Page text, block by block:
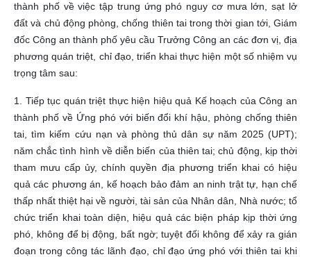
thành phố về việc tập trung ứng phó nguy cơ mưa lớn, sạt lở
đất và chủ động phòng, chống thiên tai trong thời gian tới, Giám
đốc Công an thành phố yêu cầu Trưởng Công an các đơn vị, địa
phương quán triệt, chỉ đạo, triển khai thực hiện một số nhiệm vụ
trọng tâm sau:
1. Tiếp tục quán triệt thực hiện hiệu quả Kế hoạch của Công an
thành phố về Ứng phó với biến đổi khí hậu, phòng chống thiên
tai, tìm kiếm cứu nạn và phòng thủ dân sự năm 2025 (UPT);
năm chắc tình hình về diễn biến của thiên tai; chủ động, kịp thời
tham mưu cấp ủy, chính quyền địa phương triển khai có hiệu
quả các phương án, kế hoạch bảo đảm an ninh trật tự, hạn chế
thấp nhất thiệt hại về người, tài sản của Nhân dân, Nhà nước; tổ
chức triển khai toàn diện, hiệu quả các biện pháp kịp thời ứng
phó, không để bị động, bất ngờ; tuyệt đối không để xảy ra gián
đoạn trong công tác lãnh đạo, chỉ đạo ứng phó với thiên tai khi